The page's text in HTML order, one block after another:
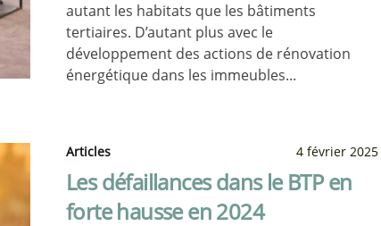
autant les habitats que les bâtiments
tertiaires. D’autant plus avec le
développement des actions de rénovation
énergétique dans les immeubles...
Articles 4 février 2025
Les défaillances dans le BTP en
forte hausse en 2024